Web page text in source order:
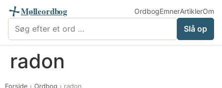
Mølleordbog OrdbogEmnerArtiklerOm
Søg i Mølleordbog
Slå op
radon
Forside › Ordbog › radon